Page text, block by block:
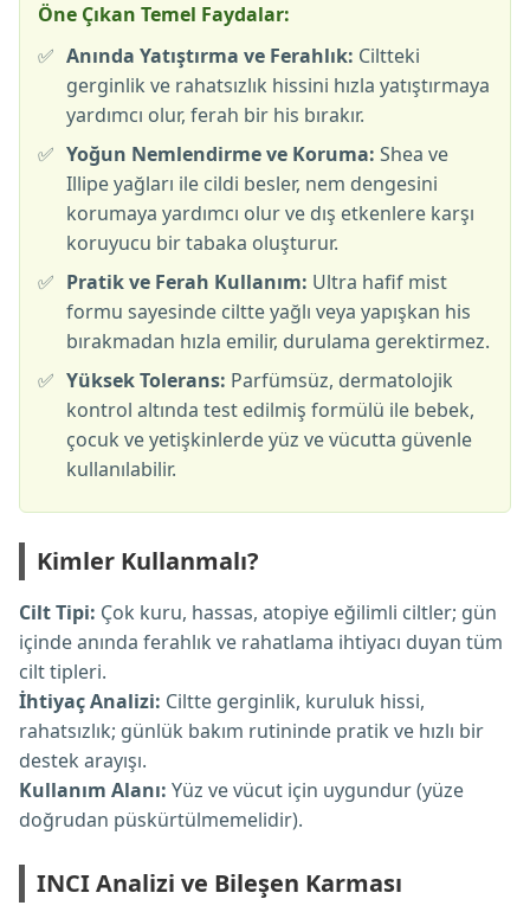
Öne Çıkan Temel Faydalar:
✅ Anında Yatıştırma ve Ferahlık: Ciltteki
gerginlik ve rahatsızlık hissini hızla yatıştırmaya
yardımcı olur, ferah bir his bırakır.
✅ Yoğun Nemlendirme ve Koruma: Shea ve
Illipe yağları ile cildi besler, nem dengesini
korumaya yardımcı olur ve dış etkenlere karşı
koruyucu bir tabaka oluşturur.
✅ Pratik ve Ferah Kullanım: Ultra hafif mist
formu sayesinde ciltte yağlı veya yapışkan his
bırakmadan hızla emilir, durulama gerektirmez.
✅ Yüksek Tolerans: Parfümsüz, dermatolojik
kontrol altında test edilmiş formülü ile bebek,
çocuk ve yetişkinlerde yüz ve vücutta güvenle
kullanılabilir.
Kimler Kullanmalı?
Cilt Tipi: Çok kuru, hassas, atopiye eğilimli ciltler; gün
içinde anında ferahlık ve rahatlama ihtiyacı duyan tüm
cilt tipleri.
İhtiyaç Analizi: Ciltte gerginlik, kuruluk hissi,
rahatsızlık; günlük bakım rutininde pratik ve hızlı bir
destek arayışı.
Kullanım Alanı: Yüz ve vücut için uygundur (yüze
doğrudan püskürtülmemelidir).
INCI Analizi ve Bileşen Karması